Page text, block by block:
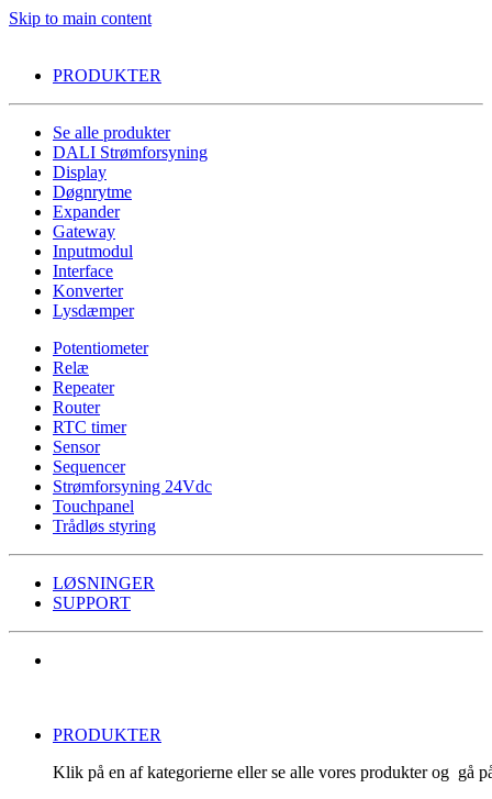
Skip to main content
PRODUKTER
Se alle produkter
DALI Strømforsyning
Display
Døgnrytme
Expander
Gateway
Inputmodul
Interface
Konverter
Lysdæmper
Potentiometer
Relæ
Repeater
Router
RTC timer
Sensor
Sequencer
Strømforsyning 24Vdc
Touchpanel
Trådløs styring
LØSNINGER
SUPPORT
PRODUKTER
Klik på en af kategorierne eller se alle vores produkter og gå